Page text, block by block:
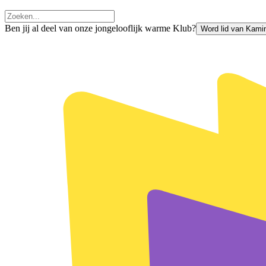
Ben jij al deel van onze jongelooflijk warme Klub? Word lid van